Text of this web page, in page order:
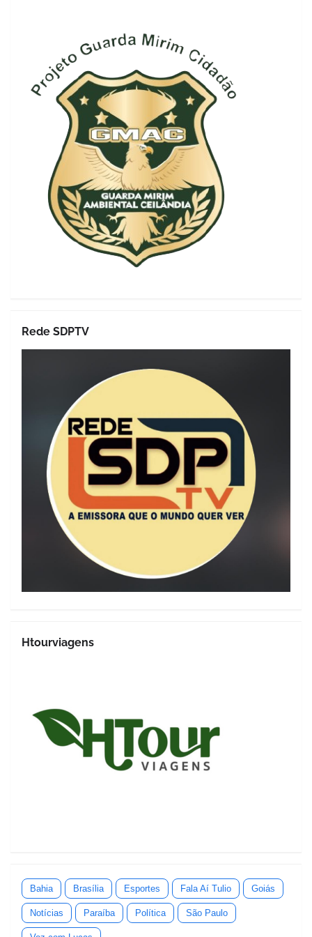
Rede SDPTV
Htourviagens
Bahia Brasília Esportes Fala Aí Tulio Goiás
Notícias Paraíba Política São Paulo